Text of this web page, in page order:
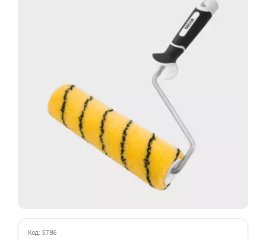
Код: 5786
в корзину
Оплачивайте сегодня только
% картой любого банка
Оставшиеся